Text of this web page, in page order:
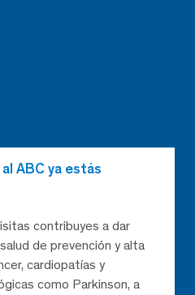
ABC ya estás
contribuyes a dar
de prevención y alta
cardiopatías y
como Parkinson, a